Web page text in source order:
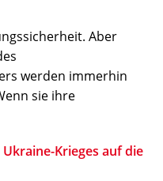
Aber
werden immerhin
sie ihre
Krieges auf die